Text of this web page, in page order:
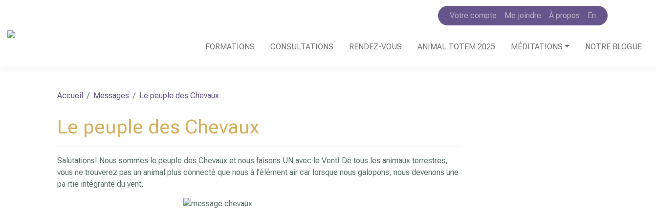
Votre compte Me joindre À propos En
FORMATIONS CONSULTATIONS RENDEZ-VOUS ANIMAL TOTEM 2025 MÉDITATIONS NOTRE BLOGUE
Accueil Messages Le peuple des Chevaux
Le peuple des Chevaux
Salutations! Nous sommes le peuple des Chevaux et nous faisons UN avec le Vent! De tous les animaux terrestres,
vous ne trouverez pas un animal plus connecté que nous à l’élément air car lorsque nous galopons, nous devenons une
pa rtie intégrante du vent.